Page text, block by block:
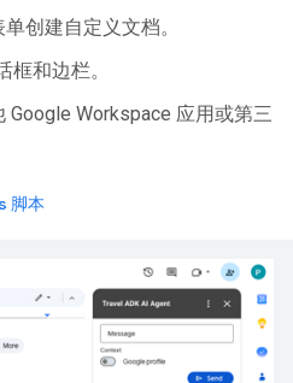
创建自定义文档。
和边栏。
Google Workspace 应用或第三
脚本